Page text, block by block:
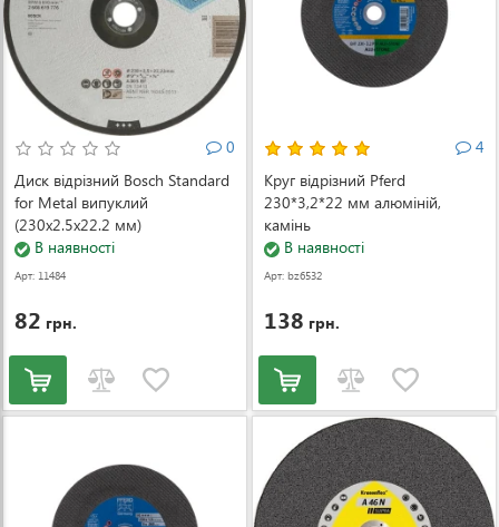
0
Диск відрізний Bosch Standard
for Metal випуклий
(230x2.5x22.2 мм)
(2608619776)
В наявності
Арт: 11484
82 грн.
4
Круг відрізний Pferd
230*3,2*22 мм алюміній,
камінь
В наявності
Арт: bz6532
138 грн.